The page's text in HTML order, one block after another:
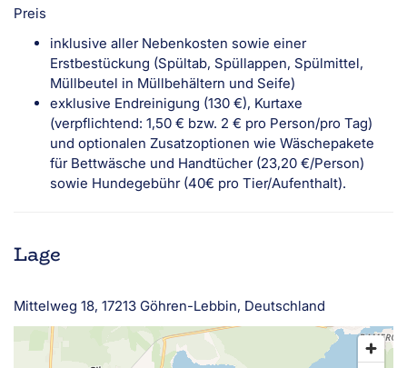
Preis
inklusive aller Nebenkosten sowie einer
Erstbestückung (Spültab, Spüllappen, Spülmittel,
Müllbeutel in Müllbehältern und Seife)
exklusive Endreinigung (130 €), Kurtaxe
(verpflichtend: 1,50 € bzw. 2 € pro Person/pro Tag)
und optionalen Zusatzoptionen wie Wäschepakete
für Bettwäsche und Handtücher (23,20 €/Person)
sowie Hundegebühr (40€ pro Tier/Aufenthalt).
Lage
Mittelweg 18, 17213 Göhren-Lebbin, Deutschland